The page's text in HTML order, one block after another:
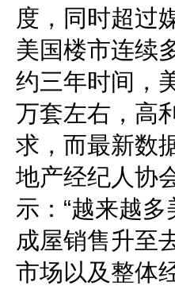
度，同时超过
美国楼市连续
约三年时间，
万套左右，高
求，而最新数
地产经纪人协
示：“越来越
成屋销售升至
市场以及整体